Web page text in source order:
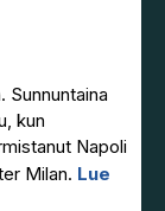
Sunnuntaina
kun
Napoli
Milan. Lue